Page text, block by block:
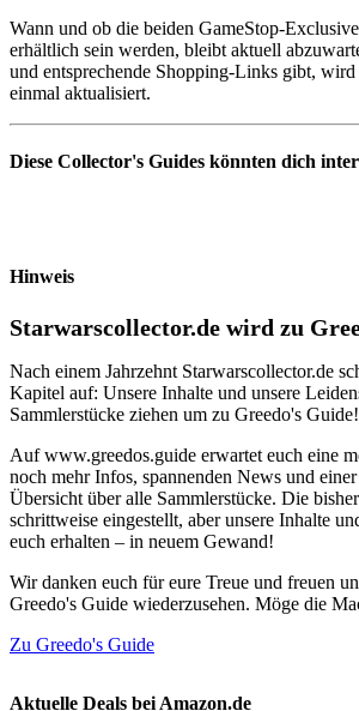
Wann und ob die beiden GameStop-
erhältlich sein werden, bleibt aktuell
und entsprechende Shopping-Links gibt,
einmal aktualisiert.
Diese Collector's Guides könnten dich
Hinweis
Starwarscollector.de wird zu
Nach einem Jahrzehnt Starwarscollector.de
Kapitel auf: Unsere Inhalte und unsere
Sammlerstücke ziehen um zu Greedo's Guide!
Auf www.greedos.guide erwartet euch eine
noch mehr Infos, spannenden News und einer
Übersicht über alle Sammlerstücke. Die
schrittweise eingestellt, aber unsere Inhalte
euch erhalten – in neuem Gewand!
Wir danken euch für eure Treue und freuen
Greedo's Guide wiederzusehen. Möge die
Zu Greedo's Guide
Aktuelle Deals bei Amazon.de